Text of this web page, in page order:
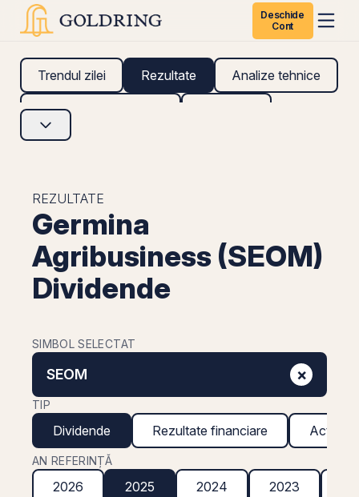
Deschide
Cont
Trendul zilei Rezultate Analize tehnice
Analize fundamentale
REZULTATE
Germina
Agribusiness (SEOM)
Dividende
SIMBOL SELECTAT
SEOM ×
TIP
Dividende Rezultate financiare Acțiuni
AN REFERINȚĂ
2026 2025 2024 2023